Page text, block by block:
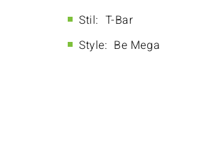
Stil: T-Bar
Style: Be Mega